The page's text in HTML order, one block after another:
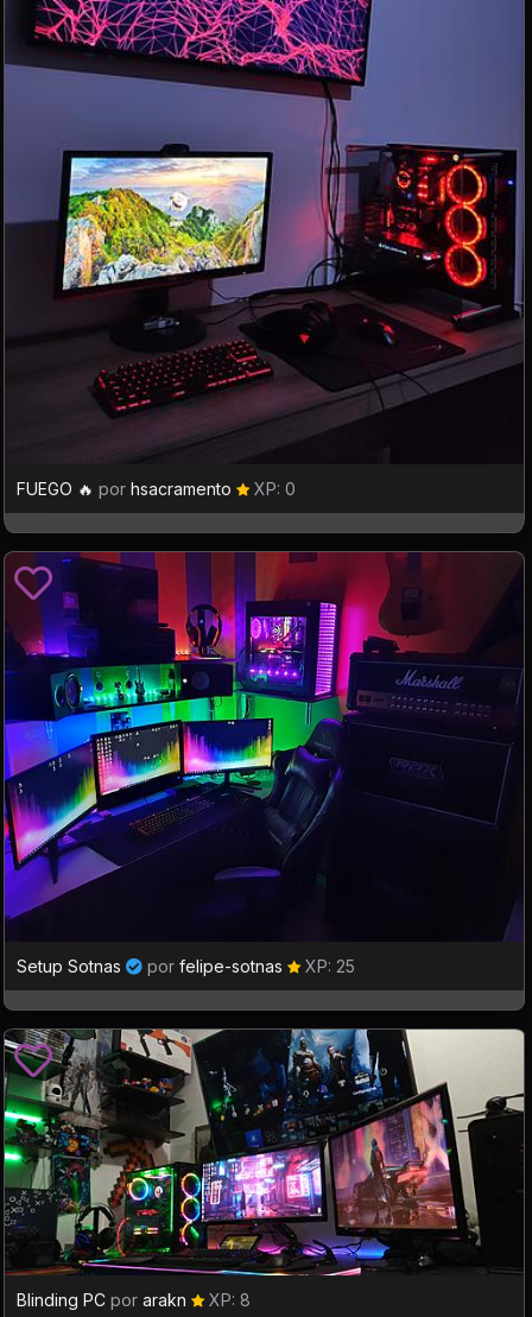
FUEGO 🔥 por hsacramento XP: 0
Setup Sotnas por felipe-sotnas XP: 25
Blinding PC por arakn XP: 8